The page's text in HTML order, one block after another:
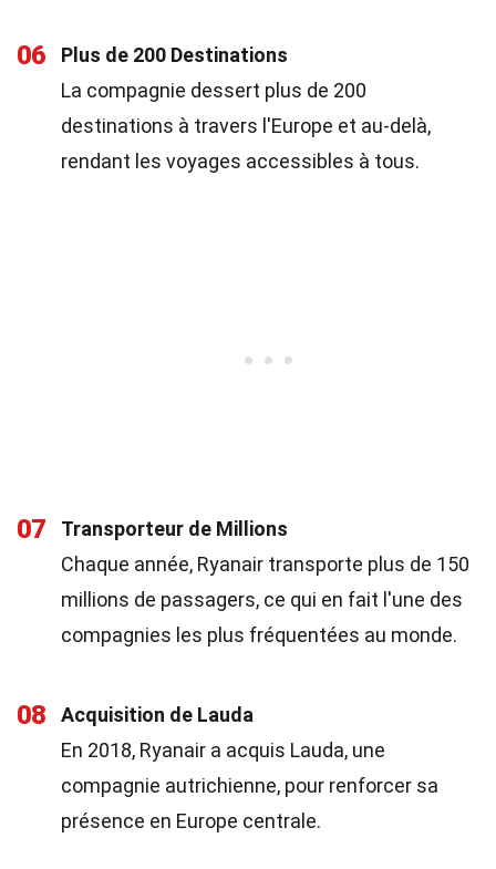
06
Plus de 200 Destinations
La compagnie dessert plus de 200
destinations à travers l'Europe et au-delà,
rendant les voyages accessibles à tous.
07
Transporteur de Millions
Chaque année, Ryanair transporte plus de 150
millions de passagers, ce qui en fait l'une des
compagnies les plus fréquentées au monde.
08
Acquisition de Lauda
En 2018, Ryanair a acquis Lauda, une
compagnie autrichienne, pour renforcer sa
présence en Europe centrale.